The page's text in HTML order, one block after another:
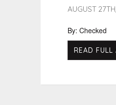
AUGUST
By: Checked
READ FULL